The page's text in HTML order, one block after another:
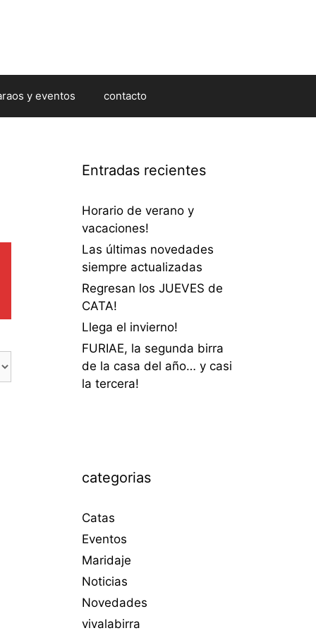
y eventos contacto
Entradas recientes
Horario de verano y
vacaciones!
Las últimas novedades
siempre actualizadas
Regresan los JUEVES de
CATA!
Llega el invierno!
FURIAE, la segunda birra
de la casa del año… y casi
la tercera!
categorias
Catas
Eventos
Maridaje
Noticias
Novedades
vivalabirra